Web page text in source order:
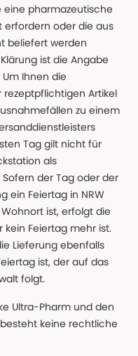
eine pharmazeutische
erfordern oder die aus
beliefert werden
ist die Angabe
Ihnen die
Artikel
zu einem
Tag gilt nicht für
als
der Tag oder der
ein Feiertag in NRW
ist, erfolgt die
kein Feiertag mehr ist.
Lieferung ebenfalls
ist, der auf das
folgt.
Ultra-Pharm und den
keine rechtliche